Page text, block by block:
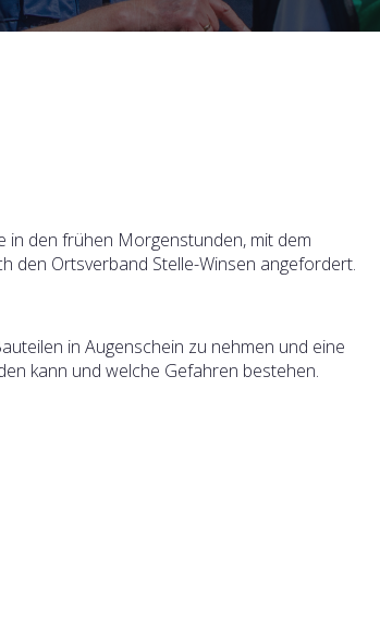
den frühen Morgenstunden, mit dem
den Ortsverband Stelle-Winsen angefordert.
in Augenschein zu nehmen und eine
kann und welche Gefahren bestehen.